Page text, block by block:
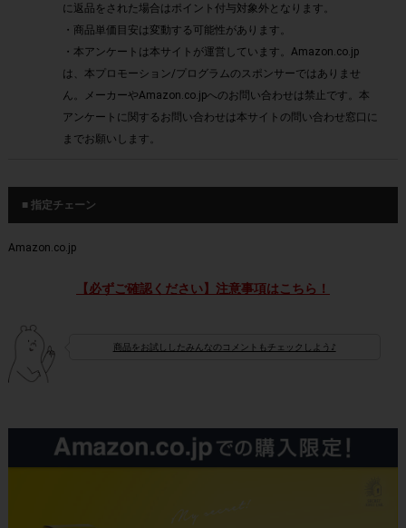
に返品をされた場合はポイント付与対象外となります。
・商品単価目安は変動する可能性があります。
・本アンケートは本サイトが運営しています。Amazon.co.jp
は、本プロモーション/プログラムのスポンサーではありませ
ん。メーカーやAmazon.co.jpへのお問い合わせは禁止です。本
アンケートに関するお問い合わせは本サイトの問い合わせ窓口に
までお願いします。
■ 指定チェーン
Amazon.co.jp
【必ずご確認ください】注意事項はこちら！
商品をお試ししたみんなのコメントもチェックしよう♪